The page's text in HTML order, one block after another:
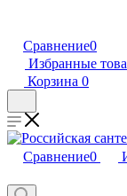
Сравнение0
Избранные
Корзина 0
Сравнение0